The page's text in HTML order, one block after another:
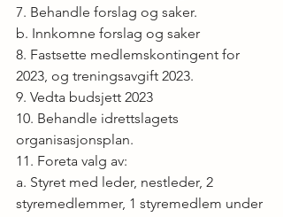
7. Behandle forslag og saker.
b. Innkomne forslag og saker
8. Fastsette medlemskontingent for
2023, og treningsavgift 2023.
9. Vedta budsjett 2023
10. Behandle idrettslagets
organisasjonsplan.
11. Foreta valg av:
a. Styret med leder, nestleder, 2
styremedlemmer, 1 styremedlem under